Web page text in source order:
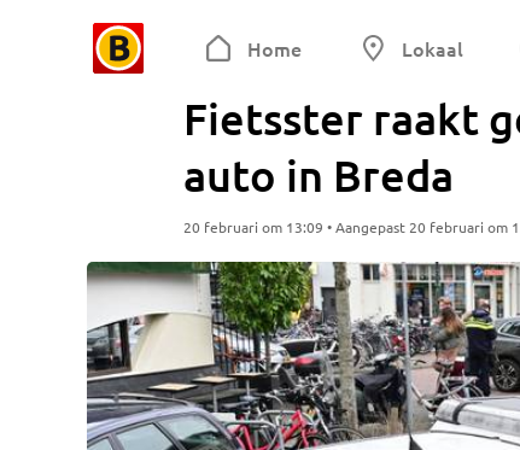
Home Lokaal
Fietsster raakt
auto in Breda
20 februari om 13:09 • Aangepast 20 februari om